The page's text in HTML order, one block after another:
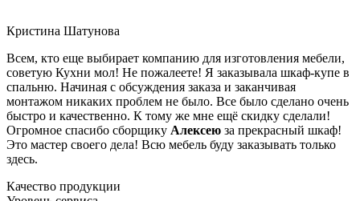
Кристина Шатунова
Всем, кто еще выбирает компанию для изготовления мебели,
советую Кухни мол! Не пожалеете! Я заказывала шкаф-купе в
спальню. Начиная с обсуждения заказа и заканчивая
монтажом никаких проблем не было. Все было сделано очень
быстро и качественно. К тому же мне ещё скидку сделали!
Огромное спасибо сборщику Алексею за прекрасный шкаф!
Это мастер своего дела! Всю мебель буду заказывать только
здесь.
Качество продукции